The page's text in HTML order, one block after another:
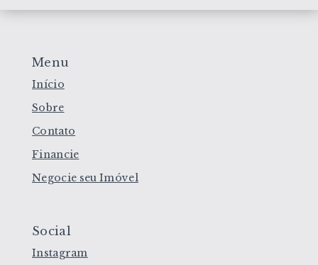
Menu
Início
Sobre
Contato
Financie
Negocie seu Imóvel
Social
Instagram